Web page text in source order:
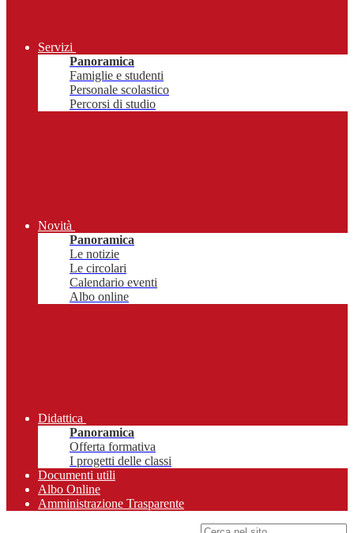
Servizi
Panoramica
Famiglie e studenti
Personale scolastico
Percorsi di studio
Novità
Panoramica
Le notizie
Le circolari
Calendario eventi
Albo online
Didattica
Panoramica
Offerta formativa
I progetti delle classi
Documenti utili
Albo Online
Amministrazione Trasparente